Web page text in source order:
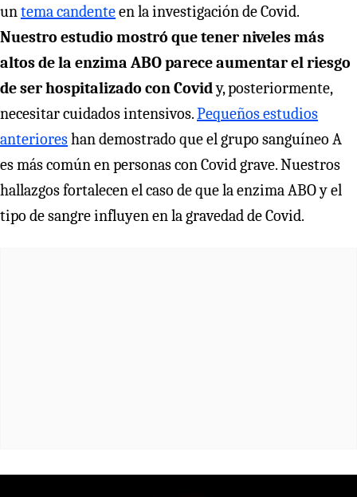
un tema candenteen la investigación de Covid.
Nuestro estudio mostró que tener niveles más
altos de la enzima ABO parece aumentar el riesgo
de ser hospitalizado con Covidy, posteriormente,
necesitar cuidados intensivos.Pequeños estudios
anterioreshan demostrado que el grupo sanguíneo A
es más común en personas con Covid grave. Nuestros
hallazgos fortalecen el caso de que la enzima ABO y el
tipo de sangre influyen en la gravedad de Covid.